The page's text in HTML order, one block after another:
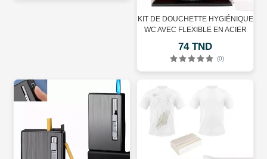
KIT DE DOUCHETTE HYGIÉNIQUE
WC AVEC FLEXIBLE EN ACIER
74 TND
(0)